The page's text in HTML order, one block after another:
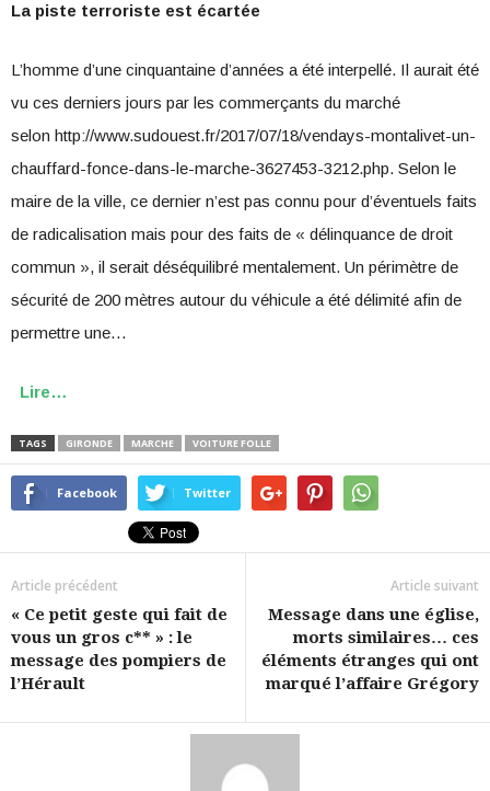
La piste terroriste est écartée
L’homme d’une cinquantaine d’années a été interpellé. Il aurait été
vu ces derniers jours par les commerçants du marché
selon http://www.sudouest.fr/2017/07/18/vendays-montalivet-un-
chauffard-fonce-dans-le-marche-3627453-3212.php. Selon le
maire de la ville, ce dernier n’est pas connu pour d’éventuels faits
de radicalisation mais pour des faits de « délinquance de droit
commun », il serait déséquilibré mentalement. Un périmètre de
sécurité de 200 mètres autour du véhicule a été délimité afin de
permettre une…
Lire…
TAGS GIRONDE MARCHE VOITURE FOLLE
Facebook Twitter
Article précédent
« Ce petit geste qui fait de
vous un gros c** » : le
message des pompiers de
l’Hérault
Article suivant
Message dans une église,
morts similaires… ces
éléments étranges qui ont
marqué l’affaire Grégory